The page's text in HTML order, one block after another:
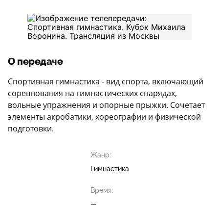
О передаче
Спортивная гимнастика - вид спорта, включающий
соревнования на гимнастических снарядах,
вольные упражнения и опорные прыжки. Сочетает
элементы акробатики, хореографии и физической
подготовки.
Жанр:
Гимнастика
Время: